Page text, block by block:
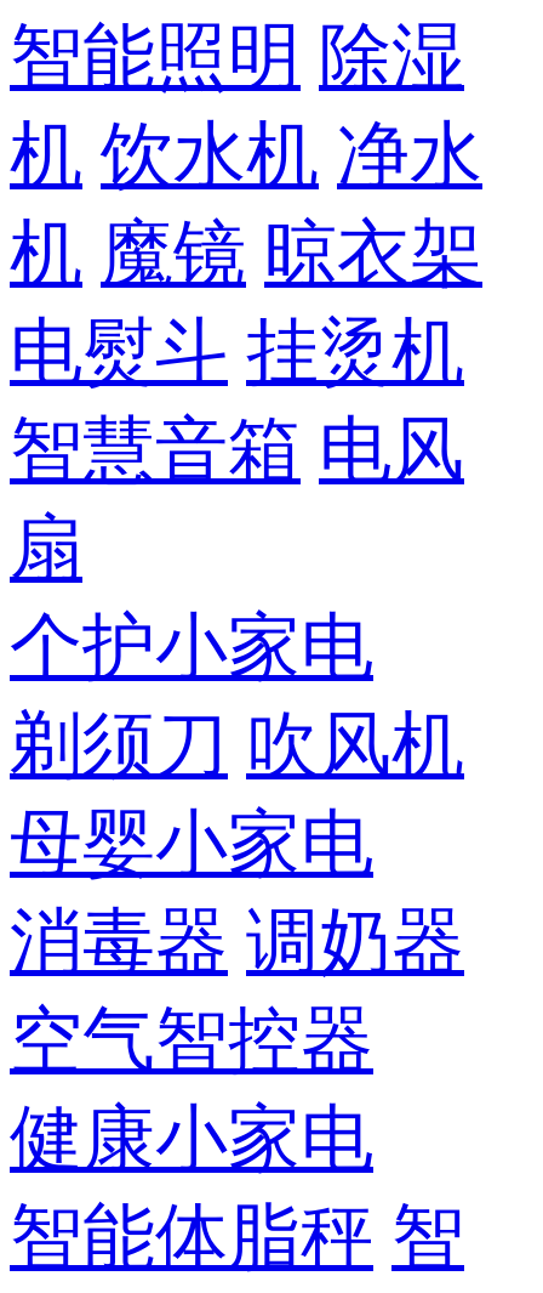
智能照明 除湿
机 饮水机 净水
机 魔镜 晾衣架
电熨斗 挂烫机
智慧音箱 电风
扇
个护小家电
剃须刀 吹风机
母婴小家电
消毒器 调奶器
空气智控器
健康小家电
智能体脂秤 智